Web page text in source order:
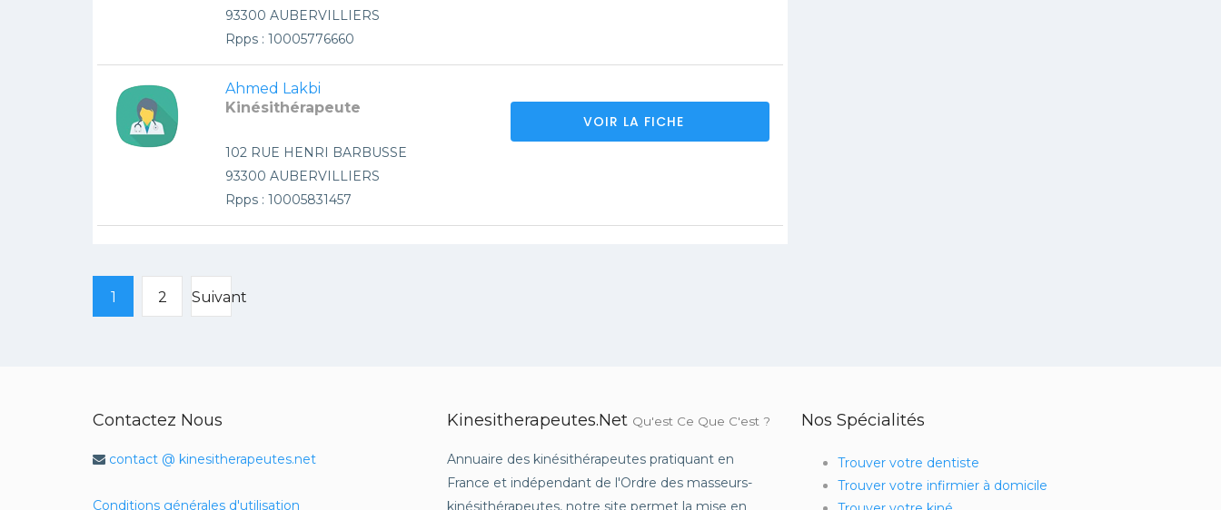
93300 AUBERVILLIERS
Rpps : 10005776660
Ahmed Lakbi
Kinésithérapeute
102 RUE HENRI BARBUSSE
93300 AUBERVILLIERS
Rpps : 10005831457
VOIR LA FICHE
1 2 Suivant
Contactez Nous
contact @ kinesitherapeutes.net
Conditions générales d'utilisation
Kinesitherapeutes.net Qu'est Ce Que C'est ?
Annuaire des kinésithérapeutes pratiquant en
France et indépendant de l'Ordre des masseurs-
kinésithérapeutes, notre site permet la mise en
Nos Spécialités
Trouver votre dentiste
Trouver votre infirmier à domicile